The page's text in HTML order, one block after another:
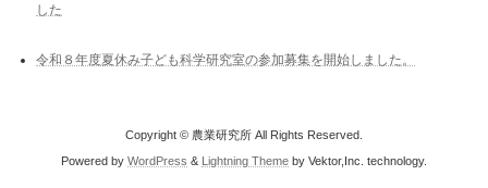
した
令和８年度夏休み子ども科学研究室の参加募集を開始しました。
Copyright © 農業研究所 All Rights Reserved.
Powered by WordPress & Lightning Theme by Vektor,Inc. technology.